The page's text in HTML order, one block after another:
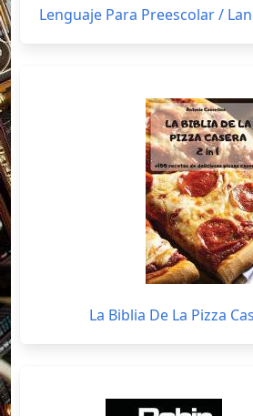
Lenguaje Para Preescolar /
La Biblia De La Pizza